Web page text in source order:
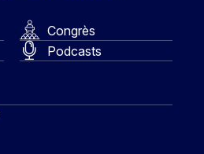
Congrès
Podcasts